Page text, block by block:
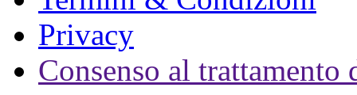
Privacy
Consenso al trattamento